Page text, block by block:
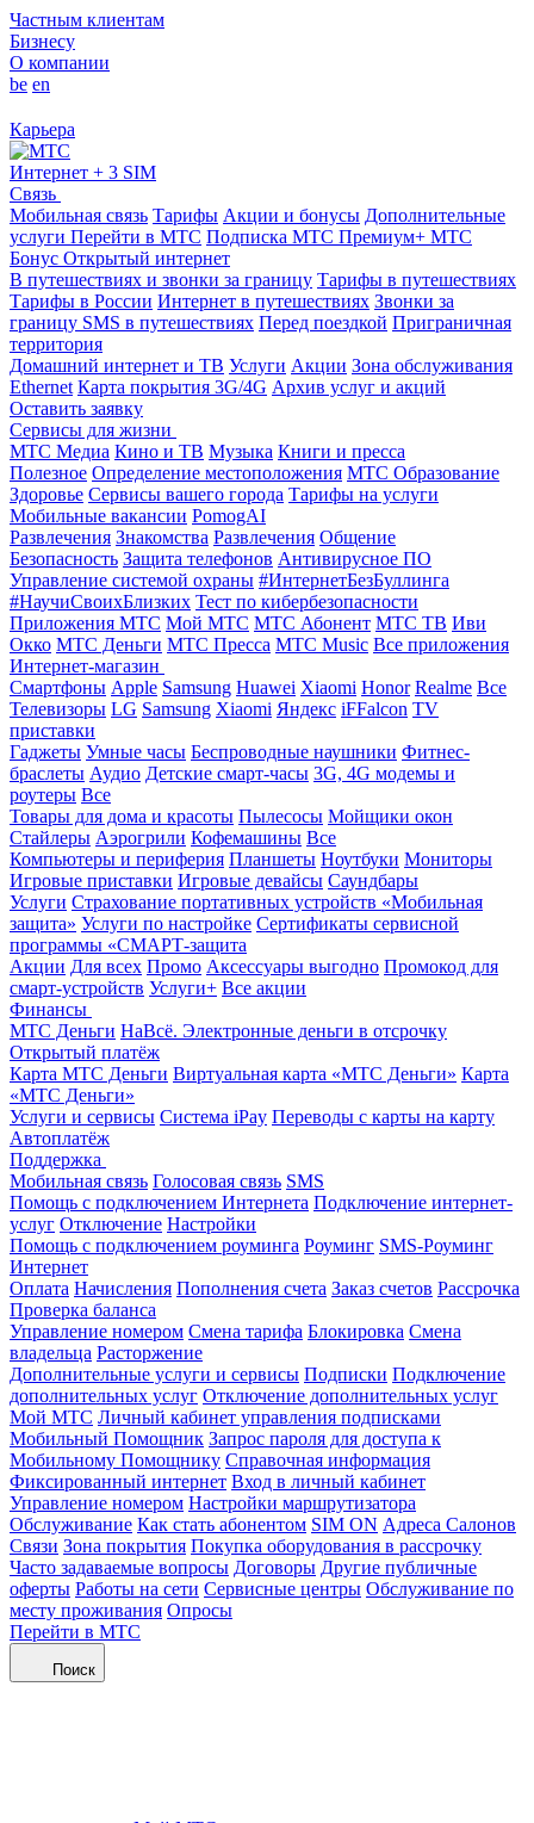
Частным клиентам
Бизнесу
О компании
be en
Карьера
Интернет + 3 SIM
Связь
Мобильная связь Тарифы Акции и бонусы Дополнительные
услуги Перейти в МТС Подписка МТС Премиум+ МТС
Бонус Открытый интернет
В путешествиях и звонки за границу Тарифы в путешествиях
Тарифы в России Интернет в путешествиях Звонки за
границу SMS в путешествиях Перед поездкой Приграничная
территория
Домашний интернет и ТВ Услуги Акции Зона обслуживания
Ethernet Карта покрытия 3G/4G Архив услуг и акций
Оставить заявку
Сервисы для жизни
МТС Медиа Кино и ТВ Музыка Книги и пресса
Полезное Определение местоположения МТС Образование
Здоровье Сервисы вашего города Тарифы на услуги
Мобильные вакансии PomogAI
Развлечения Знакомства Развлечения Общение
Безопасность Защита телефонов Антивирусное ПО
Управление системой охраны #ИнтернетБезБуллинга
#НаучиСвоихБлизких Тест по кибербезопасности
Приложения МТС Мой МТС МТС Абонент МТС ТВ Иви
Окко МТС Деньги МТС Пресса МТС Music Все приложения
Интернет-магазин
Смартфоны Apple Samsung Huawei Xiaomi Honor Realme Все
Телевизоры LG Samsung Xiaomi Яндекс iFFalcon TV
приставки
Гаджеты Умные часы Беспроводные наушники Фитнес-
браслеты Аудио Детские смарт-часы 3G, 4G модемы и
роутеры Все
Товары для дома и красоты Пылесосы Мойщики окон
Стайлеры Аэрогрили Кофемашины Все
Компьютеры и периферия Планшеты Ноутбуки Мониторы
Игровые приставки Игровые девайсы Саундбары
Услуги Страхование портативных устройств «Мобильная
защита» Услуги по настройке Сертификаты сервисной
программы «СМАРТ-защита
Акции Для всех Промо Аксессуары выгодно Промокод для
смарт-устройств Услуги+ Все акции
Финансы
МТС Деньги НаВсё. Электронные деньги в отсрочку
Открытый платёж
Карта МТС Деньги Виртуальная карта «МТС Деньги» Карта
«МТС Деньги»
Услуги и сервисы Система iPay Переводы с карты на карту
Автоплатёж
Поддержка
Мобильная связь Голосовая связь SMS
Помощь с подключением Интернета Подключение интернет-
услуг Отключение Настройки
Помощь с подключением роуминга Роуминг SMS-Роуминг
Интернет
Оплата Начисления Пополнения счета Заказ счетов Рассрочка
Проверка баланса
Управление номером Смена тарифа Блокировка Смена
владельца Расторжение
Дополнительные услуги и сервисы Подписки Подключение
дополнительных услуг Отключение дополнительных услуг
Мой МТС Личный кабинет управления подписками
Мобильный Помощник Запрос пароля для доступа к
Мобильному Помощнику Справочная информация
Фиксированный интернет Вход в личный кабинет
Управление номером Настройки маршрутизатора
Обслуживание Как стать абонентом SIM ON Адреса Салонов
Связи Зона покрытия Покупка оборудования в рассрочку
Часто задаваемые вопросы Договоры Другие публичные
оферты Работы на сети Сервисные центры Обслуживание по
месту проживания Опросы
Перейти в МТС
Поиск